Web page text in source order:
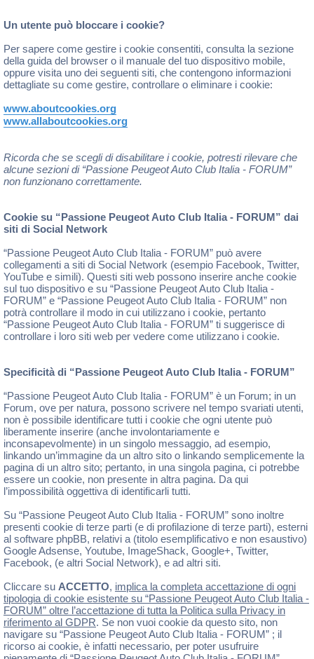
Un utente può bloccare i cookie?
Per sapere come gestire i cookie consentiti, consulta la sezione
della guida del browser o il manuale del tuo dispositivo mobile,
oppure visita uno dei seguenti siti, che contengono informazioni
dettagliate su come gestire, controllare o eliminare i cookie:
www.aboutcookies.org
www.allaboutcookies.org
Ricorda che se scegli di disabilitare i cookie, potresti rilevare che
alcune sezioni di “Passione Peugeot Auto Club Italia - FORUM”
non funzionano correttamente.
Cookie su “Passione Peugeot Auto Club Italia - FORUM” dai
siti di Social Network
“Passione Peugeot Auto Club Italia - FORUM” può avere
collegamenti a siti di Social Network (esempio Facebook, Twitter,
YouTube e simili). Questi siti web possono inserire anche cookie
sul tuo dispositivo e su “Passione Peugeot Auto Club Italia -
FORUM” e “Passione Peugeot Auto Club Italia - FORUM” non
potrà controllare il modo in cui utilizzano i cookie, pertanto
“Passione Peugeot Auto Club Italia - FORUM” ti suggerisce di
controllare i loro siti web per vedere come utilizzano i cookie.
Specificità di “Passione Peugeot Auto Club Italia - FORUM”
“Passione Peugeot Auto Club Italia - FORUM” è un Forum; in un
Forum, ove per natura, possono scrivere nel tempo svariati utenti,
non è possibile identificare tutti i cookie che ogni utente può
liberamente inserire (anche involontariamente e
inconsapevolmente) in un singolo messaggio, ad esempio,
linkando un’immagine da un altro sito o linkando semplicemente la
pagina di un altro sito; pertanto, in una singola pagina, ci potrebbe
essere un cookie, non presente in altra pagina. Da qui
l’impossibilità oggettiva di identificarli tutti.
Su “Passione Peugeot Auto Club Italia - FORUM” sono inoltre
presenti cookie di terze parti (e di profilazione di terze parti), esterni
al software phpBB, relativi a (titolo esemplificativo e non esaustivo)
Google Adsense, Youtube, ImageShack, Google+, Twitter,
Facebook, (e altri Social Network), e ad altri siti.
Cliccare su ACCETTO, implica la completa accettazione di ogni
tipologia di cookie esistente su “Passione Peugeot Auto Club Italia -
FORUM” oltre l’accettazione di tutta la Politica sulla Privacy in
riferimento al GDPR. Se non vuoi cookie da questo sito, non
navigare su “Passione Peugeot Auto Club Italia - FORUM” ; il
ricorso ai cookie, è infatti necessario, per poter usufruire